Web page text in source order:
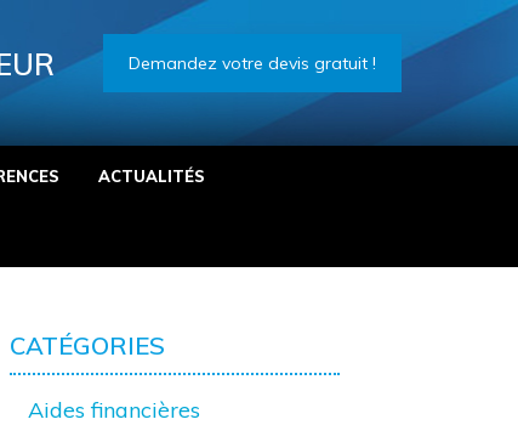
Demandez votre devis gratuit !
ACTUALITÉS
CATÉGORIES
Aides financières